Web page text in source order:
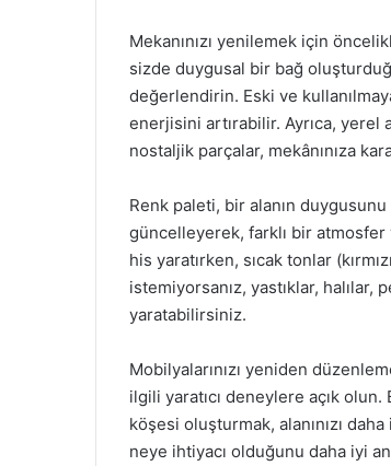
Mekanınızı yenilemek için
sizde duygusal bir bağ
değerlendirin. Eski ve
enerjisini artırabilir. Ayrıca, yerel
nostaljik parçalar, mekânınıza
Renk paleti, bir alanın
güncelleyerek, farklı bir
his yaratırken, sıcak tonlar
istemiyorsanız, yastıklar,
yaratabilirsiniz.
Mobilyalarınızı yeniden
ilgili yaratıcı deneylere açık
köşesi oluşturmak, alanınızı
neye ihtiyacı olduğunu daha iyi